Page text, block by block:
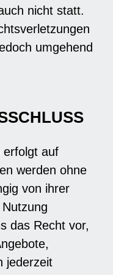
nicht statt.
umgehend
erfolgt auf
werden ohne
von ihrer
das Recht vor,
jederzeit